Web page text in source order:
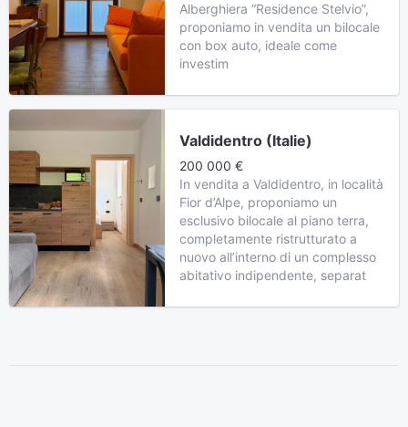
Alberghiera “Residence Stelvio”,
proponiamo in vendita un bilocale
con box auto, ideale come
investim
Valdidentro (Italie)
200 000 €
In vendita a Valdidentro, in località
Fior d’Alpe, proponiamo un
esclusivo bilocale al piano terra,
completamente ristrutturato a
nuovo all’interno di un complesso
abitativo indipendente, separat